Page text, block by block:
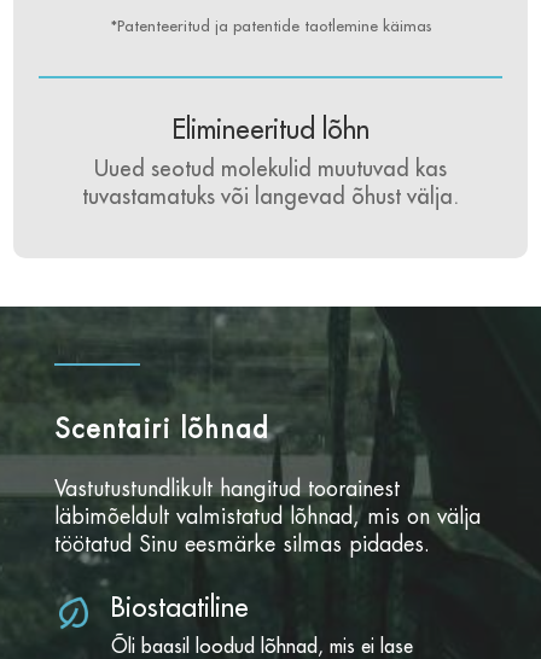
*Patenteeritud ja patentide taotlemine käimas
Elimineeritud lõhn
Uued seotud molekulid muutuvad kas
tuvastamatuks või langevad õhust välja.
Scentairi lõhnad
Vastutustundlikult hangitud toorainest
läbimõeldult valmistatud lõhnad, mis on välja
töötatud Sinu eesmärke silmas pidades.
Biostaatiline
Õli baasil loodud lõhnad, mis ei lase